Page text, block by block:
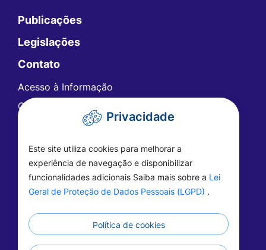
Publicações
Legislações
Contato
Acesso à Informação
Ouvidoria
Carta de Serviços
Telefones Úteis
FAQ - Perguntas Frequentes
Privacidade
Este site utiliza cookies para melhorar a
experiência de navegação e disponibilizar
funcionalidades adicionais Saiba mais sobre a Lei
Geral de Proteção de Dados Pessoais (LGPD) .
Política de cookies